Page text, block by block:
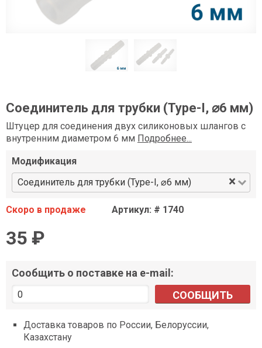
Соединитель для трубки (Type-I, ⌀6 мм)
Штуцер для соединения двух силиконовых шлангов с
внутренним диаметром 6 мм Подробнее...
Модификация
Соединитель для трубки (Type-I, ⌀6 мм)
×
Скоро в продаже Артикул: # 1740
35 ₽
Сообщить о поставке на e-mail:
СООБЩИТЬ
Доставка товаров по России, Белоруссии,
Казахстану